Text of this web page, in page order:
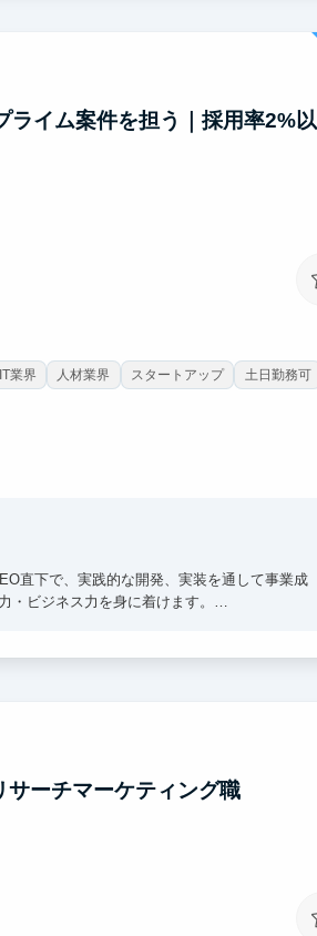
ライム案件を担う｜採用率2%以
IT業界 人材業界 スタートアップ
土日勤務可
直下で、実践的な開発、実装を通して事業成
ビジネス力を身に着けます。
激を受けることができます。過去、インタ
す。
サーチマーケティング職